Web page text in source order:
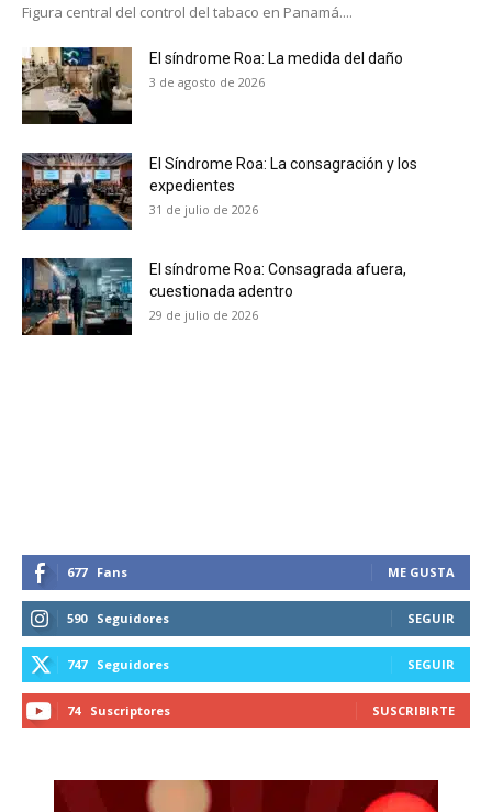
últimas noticias
Suscríbete a nuestro boletín diario y
reducción de daños en tu correo
electrónico.
Subscribe to our daily clipping and
tobacco harm reduction in your email.
Figura central del control del tabaco en Panamá....
El síndrome Roa: La medida del daño
3 de agosto de 2026
El Síndrome Roa: La consagración y los
expedientes
31 de julio de 2026
El síndrome Roa: Consagrada afuera,
cuestionada adentro
29 de julio de 2026
677 Fans ME GUSTA
590 Seguidores SEGUIR
747 Seguidores SEGUIR
74 Suscriptores SUSCRIBIRTE